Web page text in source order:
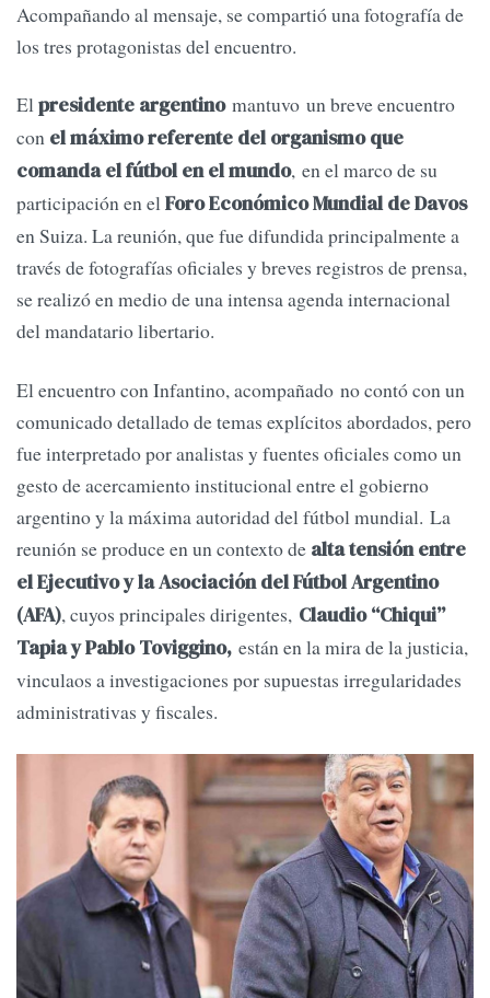
Acompañando al mensaje, se compartió una fotografía de
los tres protagonistas del encuentro.
Elpresidente argentinomantuvo un breve encuentro
con el máximo referente del organismo que
comanda el fútbol en el mundo, en el marco de su
participación en elForo Económico Mundial de Davos
en Suiza. La reunión, que fue difundida principalmente a
través de fotografías oficiales y breves registros de prensa,
se realizó en medio de una intensa agenda internacional
del mandatario libertario.
El encuentro con Infantino, acompañado no contó con un
comunicado detallado de temas explícitos abordados, pero
fue interpretado por analistas y fuentes oficiales como un
gesto de acercamiento institucional entre el gobierno
argentino y la máxima autoridad del fútbol mundial. La
reunión se produce en un contexto de alta tensión entre
el Ejecutivo y la Asociación del Fútbol Argentino
(AFA), cuyos principales dirigentes, Claudio “Chiqui”
Tapia y Pablo Toviggino, están en la mira de la justicia,
vinculaos a investigaciones por supuestas irregularidades
administrativas y fiscales.